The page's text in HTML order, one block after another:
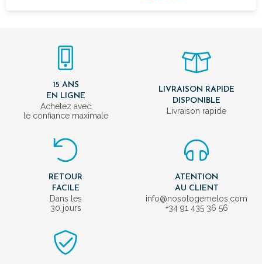
15 ANS
EN LIGNE
Achetez avec
le confiance maximale
LIVRAISON RAPIDE
DISPONIBLE
Livraison rapide
RETOUR
FACILE
Dans les
30 jours
ATENTION
AU CLIENT
info@nosologemelos.com
+34 91 435 36 56